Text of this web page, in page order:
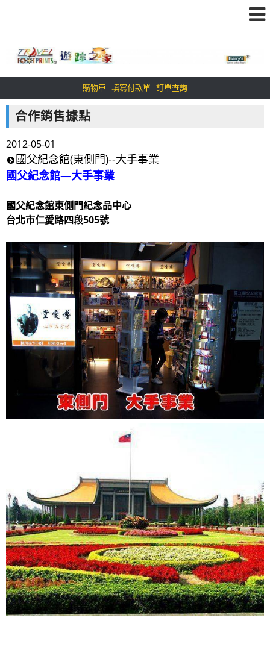
購物車 填寫付款單 訂單查詢
合作銷售據點
2012-05-01
國父紀念館(東側門)--大手事業
國父紀念館—大手事業
國父紀念館東側門紀念品中心
台北市仁愛路四段505號